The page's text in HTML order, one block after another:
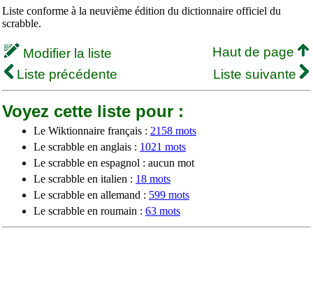
Liste conforme à la neuvième édition du dictionnaire officiel du
scrabble.
Modifier la liste
Haut de page
Liste précédente
Liste suivante
Voyez cette liste pour :
Le Wiktionnaire français : 2158 mots
Le scrabble en anglais : 1021 mots
Le scrabble en espagnol : aucun mot
Le scrabble en italien : 18 mots
Le scrabble en allemand : 599 mots
Le scrabble en roumain : 63 mots